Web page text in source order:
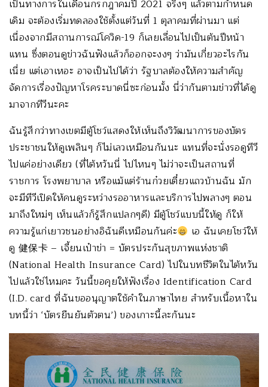
เป็นทางการในเดือนกรกฎาคมปี 2021 จริงๆ แล้วตามกำหนด
เดิม จะต้องเริ่มทดลองใช้ตั้งแต่วันที่ 1 ตุลาคมที่ผ่านมา แต่
เนื่องจากมีสถานการณ์โควิด-19 ก็เลยเลื่อนไปเป็นต้นปีหน้า
แทน ซึ่งตอนดูข่าวฉันฟังแล้วก็ออกจะงงๆ ว่ามันเกี่ยวอะไรกัน
เนี่ย แต่เอาเหอะ อาจเป็นไปได้ว่า รัฐบาลต้องให้ความสำคัญ
จัดการเรื่องปัญหาโรคระบาดนี่ซะก่อนมั้ง นี่ว่ากันตามข่าวที่ได้ดู
มาจากทีวีนะคะ
ฉันรู้สึกว่าทางเขตมีตู้โชว์แสดงให้เห็นถึงวิวัฒนาการของบัตร
ประชาชนให้ดูเพลินๆ ก็ไม่เลวเหมือนกันนะ แทนที่จะนั่งรอดูทีวี
ไปแค่อย่างเดียว (ที่ไต้หวันนี่ ไปไหนๆ ไม่ว่าจะเป็นสถานที่
ราชการ โรงพยาบาล หรือแม้แต่ร้านก๋วยเตี๋ยวแถวบ้านฉัน มัก
จะมีทีวีเปิดให้คนดูระหว่างรออาหารและบริการไปพลางๆ ตอน
มาถึงใหม่ๆ เห็นแล้วก็รู้สึกแปลกๆดี) มีตู้โชว์แบบนี้ให้ดู ก็ให้
ความรู้แก่เยาวชนอย่างอิฉันดีเหมือนกันค่ะ
เอ ฉันเคยโชว์ให้
ดู 健保卡 – เจี้ยนเป๋าข่า = บัตรประกันสุขภาพแห่งชาติ
(National Health Insurance Card) ไปในบทชีวิตในไต้หวัน
ไปแล้วใช่ไหมคะ วันนี้ขอคุยให้ฟังเรื่อง Identification Card
(I.D. card ที่ฉันขออนุญาตใช้คำในภาษาไทย สำหรับเนื้อหาใน
บทนี้ว่า ‘บัตรยืนยันตัวตน’) ของเกาะนี้ละกันนะ